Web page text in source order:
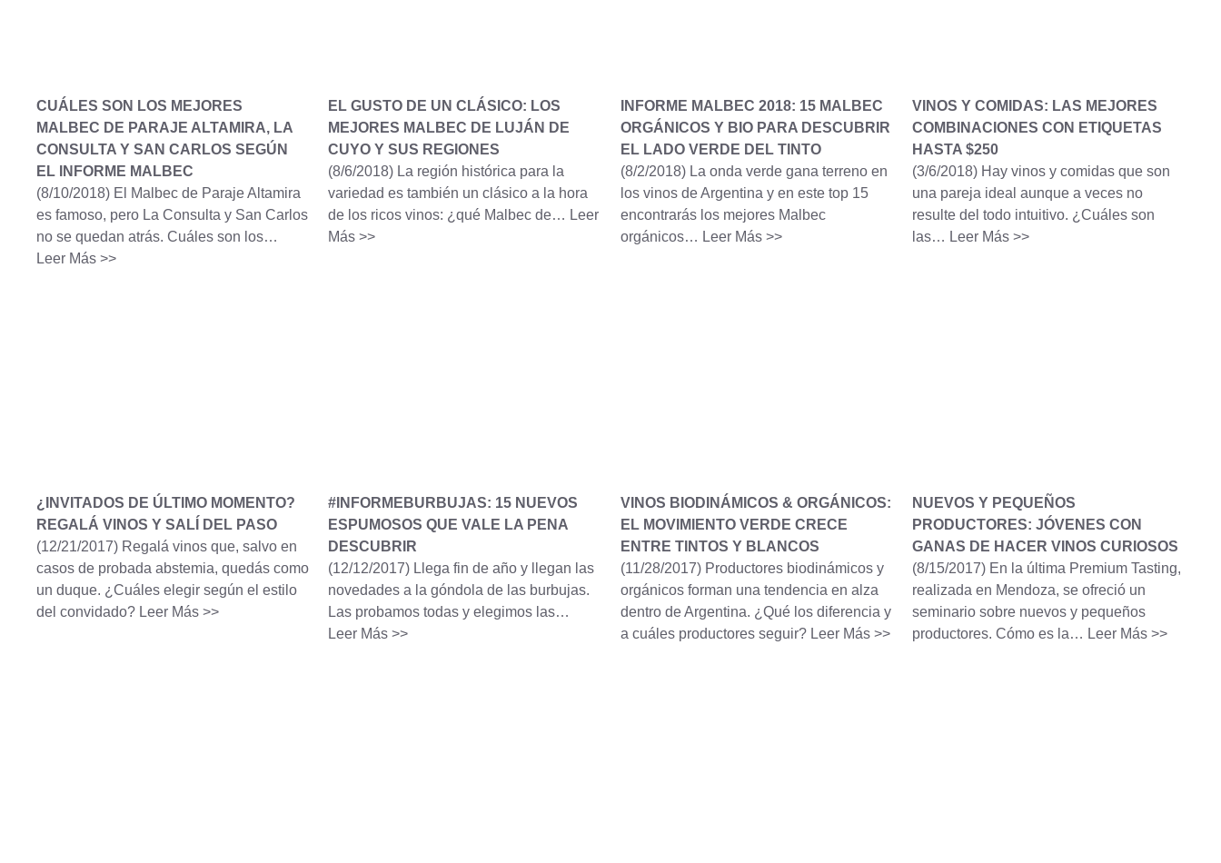
CUÁLES SON LOS MEJORES
MALBEC DE PARAJE ALTAMIRA, LA
CONSULTA Y SAN CARLOS SEGÚN
EL INFORME MALBEC
(8/10/2018) El Malbec de Paraje Altamira
es famoso, pero La Consulta y San Carlos
no se quedan atrás. Cuáles son los…
Leer Más >>
EL GUSTO DE UN CLÁSICO: LOS
MEJORES MALBEC DE LUJÁN DE
CUYO Y SUS REGIONES
(8/6/2018) La región histórica para la
variedad es también un clásico a la hora
de los ricos vinos: ¿qué Malbec de… Leer
Más >>
INFORME MALBEC 2018: 15 MALBEC
ORGÁNICOS Y BIO PARA DESCUBRIR
EL LADO VERDE DEL TINTO
(8/2/2018) La onda verde gana terreno en
los vinos de Argentina y en este top 15
encontrarás los mejores Malbec
orgánicos… Leer Más >>
VINOS Y COMIDAS: LAS MEJORES
COMBINACIONES CON ETIQUETAS
HASTA $250
(3/6/2018) Hay vinos y comidas que son
una pareja ideal aunque a veces no
resulte del todo intuitivo. ¿Cuáles son
las… Leer Más >>
¿INVITADOS DE ÚLTIMO MOMENTO?
REGALÁ VINOS Y SALÍ DEL PASO
(12/21/2017) Regalá vinos que, salvo en
casos de probada abstemia, quedás como
un duque. ¿Cuáles elegir según el estilo
del convidado? Leer Más >>
#INFORMEBURBUJAS: 15 NUEVOS
ESPUMOSOS QUE VALE LA PENA
DESCUBRIR
(12/12/2017) Llega fin de año y llegan las
novedades a la góndola de las burbujas.
Las probamos todas y elegimos las…
Leer Más >>
VINOS BIODINÁMICOS & ORGÁNICOS:
EL MOVIMIENTO VERDE CRECE
ENTRE TINTOS Y BLANCOS
(11/28/2017) Productores biodinámicos y
orgánicos forman una tendencia en alza
dentro de Argentina. ¿Qué los diferencia y
a cuáles productores seguir? Leer Más >>
NUEVOS Y PEQUEÑOS
PRODUCTORES: JÓVENES CON
GANAS DE HACER VINOS CURIOSOS
(8/15/2017) En la última Premium Tasting,
realizada en Mendoza, se ofreció un
seminario sobre nuevos y pequeños
productores. Cómo es la… Leer Más >>